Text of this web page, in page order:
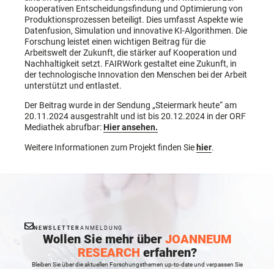
kooperativen Entscheidungsfindung und Optimierung von
Produktionsprozessen beteiligt. Dies umfasst Aspekte wie
Datenfusion, Simulation und innovative KI-Algorithmen. Die
Forschung leistet einen wichtigen Beitrag für die
Arbeitswelt der Zukunft, die stärker auf Kooperation und
Nachhaltigkeit setzt. FAIRWork gestaltet eine Zukunft, in
der technologische Innovation den Menschen bei der Arbeit
unterstützt und entlastet.
Der Beitrag wurde in der Sendung „Steiermark heute“ am
20.11.2024 ausgestrahlt und ist bis 20.12.2024 in der ORF
Mediathek abrufbar:Hier ansehen.
Weitere Informationen zum Projekt finden Sie hier.
NEWSLETTER ANMELDUNG
Wollen Sie mehr über JOANNEUM
RESEARCH erfahren?
Bleiben Sie über die aktuellen Forschungsthemen up-to-date und verpassen Sie